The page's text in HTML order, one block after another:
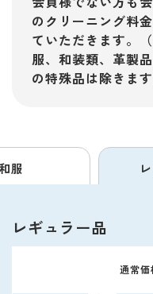
のクリーニング料
ていただきます。
服、和装類、革製
の特殊品は除きます
服
レギュラー品
通常価